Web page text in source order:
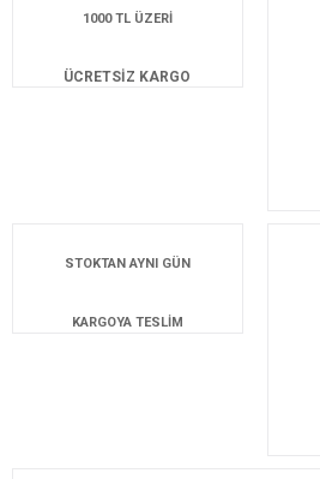
1000 TL ÜZERİ
ÜCRETSİZ KARGO
STOKTAN AYNI GÜN
KARGOYA TESLİM